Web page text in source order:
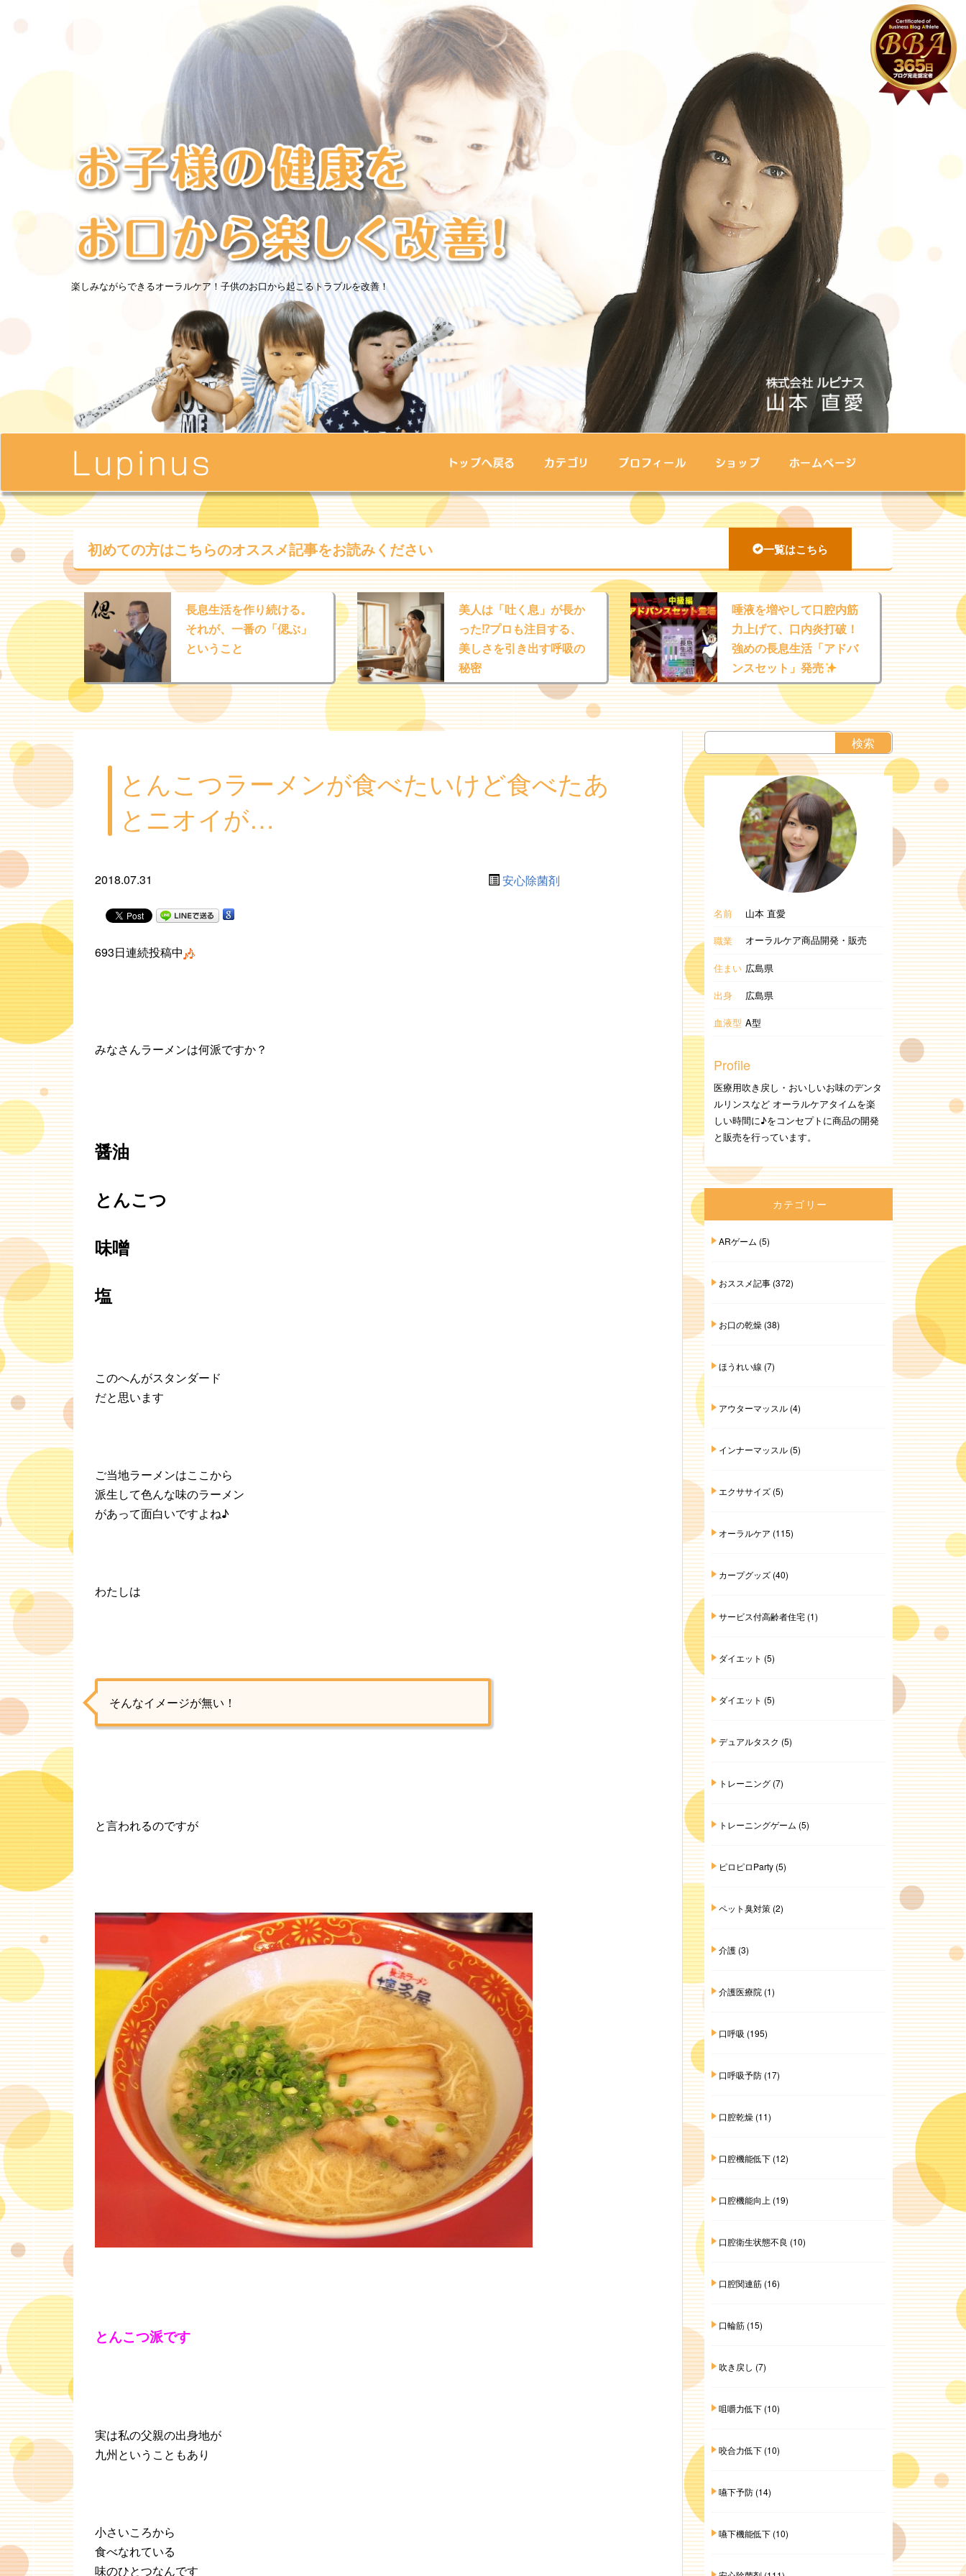
楽しみながらできるオーラルケア！子供のお口から起こるトラブルを改善！
トップへ戻る カテゴリ プロフィール ショップ ホームページ
初めての方はこちらのオススメ記事をお読みください 一覧はこちら
長息生活を作り続ける。
それが、一番の「偲ぶ」
ということ
美人は「吐く息」が長か
った⁉︎プロも注目する、
美しさを引き出す呼吸の
秘密
唾液を増やして口腔内筋
力上げて、口内炎打破！
強めの長息生活「アドバ
ンスセット」発売
とんこつラーメンが食べたいけど食べたあ
とニオイが…
2018.07.31 安心除菌剤
693日連続投稿中
みなさんラーメンは何派ですか？
醤油
とんこつ
味噌
塩
このへんがスタンダード
だと思います
ご当地ラーメンはここから
派生して色んな味のラーメン
があって面白いですよね♪
わたしは
そんなイメージが無い！
と言われるのですが
とんこつ派です
実は私の父親の出身地が
九州ということもあり
小さいころから
食べなれている
味のひとつなんです
名前
山本 直愛
職業
オーラルケア商品開発・販売
住まい 広島県
出身
広島県
血液型 A型
Profile
医療用吹き戻し・おいしいお味のデンタ
ルリンスなど オーラルケアタイムを楽
しい時間に♪をコンセプトに商品の開発
と販売を行っています。
カテゴリー
ARゲーム (5)
おススメ記事(372)
お口の乾燥(38)
ほうれい線 (7)
アウターマッスル(4)
インナーマッスル(5)
エクササイズ(5)
オーラルケア (115)
カープグッズ(40)
サービス付高齢者住宅(1)
ダイエット (5)
ダイエット (5)
デュアルタスク (5)
トレーニング(7)
トレーニングゲーム (5)
ピロピロParty(5)
ペット臭対策(2)
介護(3)
介護医療院(1)
口呼吸 (195)
口呼吸予防(17)
口腔乾燥(11)
口腔機能低下(12)
口腔機能向上 (19)
口腔衛生状態不良 (10)
口腔関連筋(16)
口輪筋(15)
吹き戻し (7)
咀嚼力低下(10)
咬合力低下(10)
嚥下予防(14)
嚥下機能低下(10)